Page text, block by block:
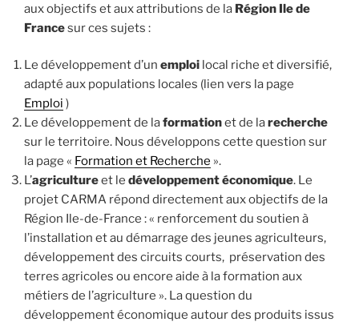
aux objectifs et aux attributions de la Région Ile de
Francesur ces sujets :
Le développement d’un emploi local riche et diversifié,
adapté aux populations locales (lien vers la page
Emploi )
Le développement de laformationet de larecherche
sur le territoire. Nous développons cette question sur
la page « Formation et Recherche ».
L’agricultureet le développement économique. Le
projet CARMA répond directement aux objectifs de la
Région Ile-de-France : « renforcement du soutien à
l’installation et au démarrage des jeunes agriculteurs,
développement des circuits courts, préservation des
terres agricoles ou encore aide à la formation aux
métiers de l’agriculture ». La question du
développement économique autour des produits issus